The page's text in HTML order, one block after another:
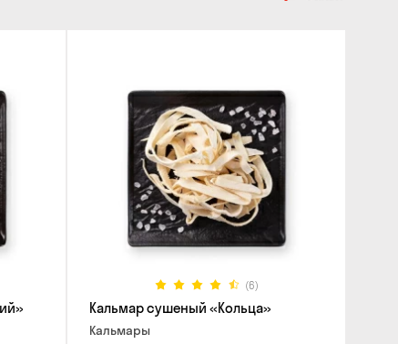
(6)
Кальмар сушеный «Кольца»
Кальмары